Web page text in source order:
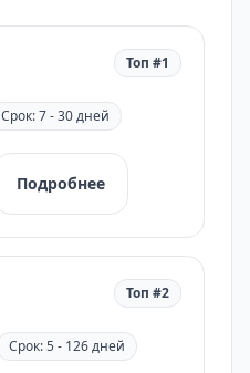
Топ #1
Срок: 7 - 30 дней
Подробнее
Топ #2
Срок: 5 - 126 дней